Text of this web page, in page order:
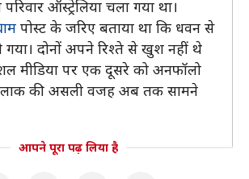
ऑस्ट्रेलिया चला गया था।
पोस्ट के जरिए बताया था कि धवन से
गया। दोनों अपने रिश्ते से खुश नहीं थे
मीडिया पर एक दूसरे को अनफॉलो
की असली वजह अब तक सामने
आपने पूरा पढ़ लिया है